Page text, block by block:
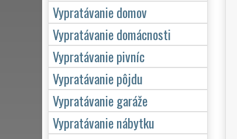
Vypratávanie domov
Vypratávanie domácnosti
Vypratávanie pivníc
Vypratávanie pôjdu
Vypratávanie garáže
Vypratávanie nábytku